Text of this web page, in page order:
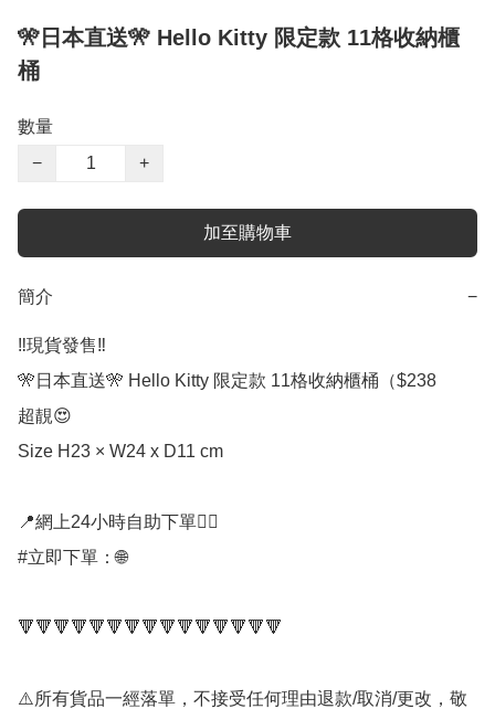
🎌日本直送🎌 Hello Kitty 限定款 11格收納櫃
桶
數量
−
+
加至購物車
簡介 −
‼️現貨發售‼️
🎌日本直送🎌 Hello Kitty 限定款 11格收納櫃桶（$238
超靚😍
Size H23 × W24 x D11 cm
📍網上24小時自助下單👍🏻
#立即下單：🌐
🔻🔻🔻🔻🔻🔻🔻🔻🔻🔻🔻🔻🔻🔻🔻
⚠️所有貨品一經落單，不接受任何理由退款/取消/更改，敬